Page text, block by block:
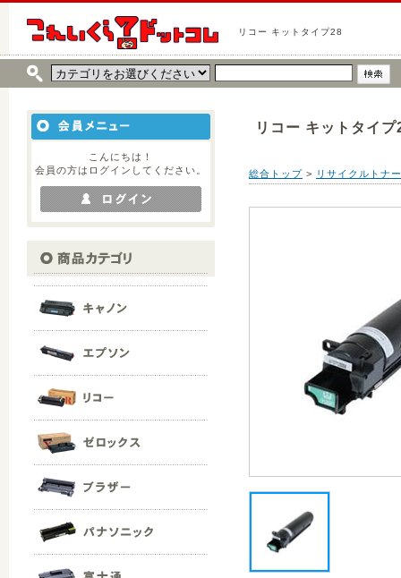
リコー キットタイプ28
こんにちは！
会員の方はログインしてください。
リコー キットタイプ
総合トップ > リサイクルトナ